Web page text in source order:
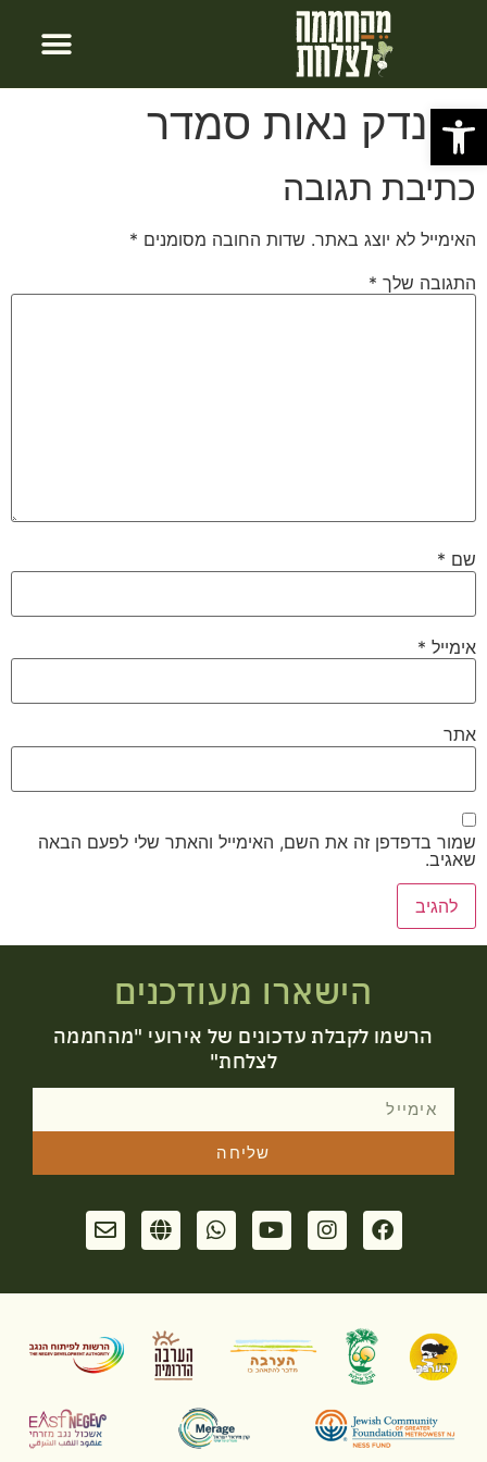
פתח סרגל נגישות
פונדק נאות סמדר
כתיבת תגובה
האימייל לא יוצג באתר. שדות החובה מסומנים *
התגובה שלך *
שם *
אימייל *
אתר
שמור בדפדפן זה את השם, האימייל והאתר שלי לפעם הבאה
שאגיב.
הישארו מעודכנים
הרשמו לקבלת עדכונים של אירועי "מהחממה
לצלחת"
שליחה